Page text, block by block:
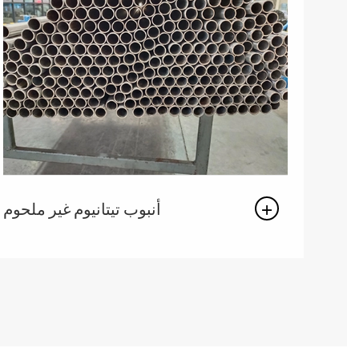
أنبوب تيتانيوم غير ملحوم